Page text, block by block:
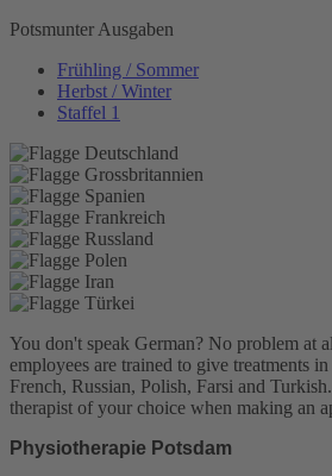
Potsmunter Ausgaben
Frühling / Sommer
Herbst / Winter
Staffel 1
You don't speak German? No problem at
employees are trained to give treatments
French, Russian, Polish, Farsi and
therapist of your choice when making an
Physiotherapie Potsdam